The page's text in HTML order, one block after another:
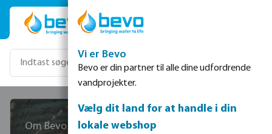
Gå til hovedindhold
Om Bevo
Vi er Bevo
Bevo er din partner til alle dine udfordrende
vandprojekter.
Vælg dit land for at handle i din
lokale webshop